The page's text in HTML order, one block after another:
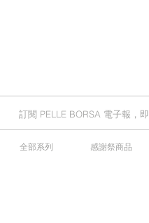
訂閱 PELLE BORSA 電子報，
全部系列 感謝祭商品